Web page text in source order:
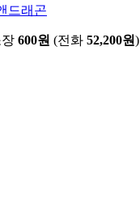
드래곤
600원 (전화 52,200원)